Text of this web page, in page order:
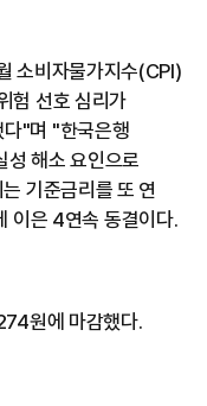
소비자물가지수(CPI)
험 선호 심리가
다"며 "한국은행
성 해소 요인으로
기준금리를 또 연
이은 4연속 동결이다.
원에 마감했다.